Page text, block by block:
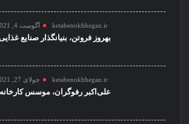
ketabenokhbegan.ir آگوست 4, 2021
بهروز فروتن، بنیانگذار صنایع
ketabenokhbegan.ir جولای 27, 2021
علی‌اکبر رفوگران، موسس کارخانه